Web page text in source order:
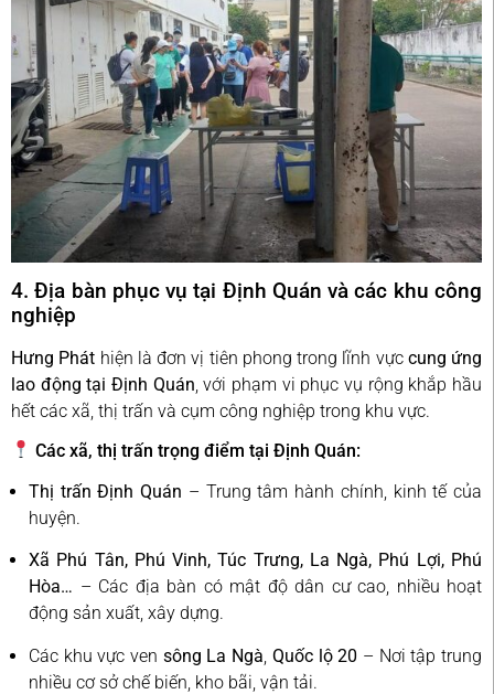
4. Địa bàn phục vụ tại Định Quán và các khu công
nghiệp
Hưng Phát hiện là đơn vị tiên phong trong lĩnh vực cung ứng
lao động tại Định Quán , với phạm vi phục vụ rộng khắp hầu
hết các xã, thị trấn và cụm công nghiệp trong khu vực.
Các xã, thị trấn trọng điểm tại Định Quán:
Thị trấn Định Quán – Trung tâm hành chính, kinh tế của
huyện.
Xã Phú Tân, Phú Vinh, Túc Trưng, La Ngà, Phú Lợi, Phú
Hòa… – Các địa bàn có mật độ dân cư cao, nhiều hoạt
động sản xuất, xây dựng.
Các khu vực ven sông La Ngà Quốc lộ 20 – Nơi tập trung
nhiều cơ sở chế biến, kho bãi, vận tải.